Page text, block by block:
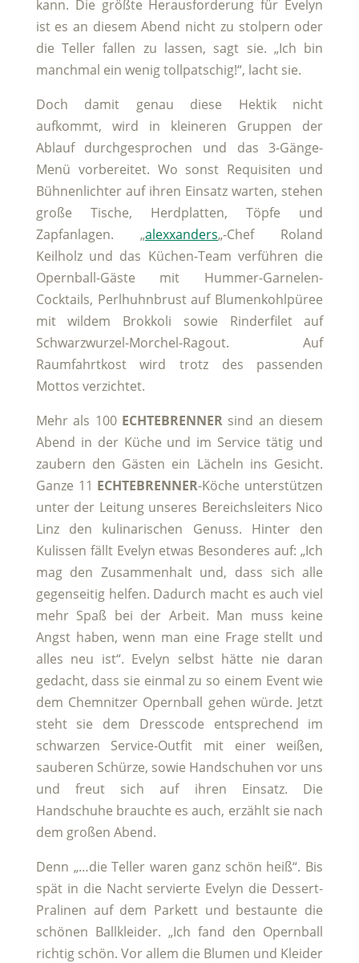
kann. Die größte Herausforderung für Evelyn
ist es an diesem Abend nicht zu stolpern oder
die Teller fallen zu lassen, sagt sie. „Ich bin
manchmal ein wenig tollpatschig!“, lacht sie.
Doch damit genau diese Hektik nicht
aufkommt, wird in kleineren Gruppen der
Ablauf durchgesprochen und das 3-Gänge-
Menü vorbereitet. Wo sonst Requisiten und
Bühnenlichter auf ihren Einsatz warten, stehen
große Tische, Herdplatten, Töpfe und
Zapfanlagen. „alexxanders„-Chef Roland
Keilholz und das Küchen-Team verführen die
Opernball-Gäste mit Hummer-Garnelen-
Cocktails, Perlhuhnbrust auf Blumenkohlpüree
mit wildem Brokkoli sowie Rinderfilet auf
Schwarzwurzel-Morchel-Ragout. Auf
Raumfahrtkost wird trotz des passenden
Mottos verzichtet.
Mehr als 100 ECHTEBRENNER sind an diesem
Abend in der Küche und im Service tätig und
zaubern den Gästen ein Lächeln ins Gesicht.
Ganze 11 ECHTEBRENNER-Köche unterstützen
unter der Leitung unseres Bereichsleiters Nico
Linz den kulinarischen Genuss. Hinter den
Kulissen fällt Evelyn etwas Besonderes auf: „Ich
mag den Zusammenhalt und, dass sich alle
gegenseitig helfen. Dadurch macht es auch viel
mehr Spaß bei der Arbeit. Man muss keine
Angst haben, wenn man eine Frage stellt und
alles neu ist“. Evelyn selbst hätte nie daran
gedacht, dass sie einmal zu so einem Event wie
dem Chemnitzer Opernball gehen würde. Jetzt
steht sie dem Dresscode entsprechend im
schwarzen Service-Outfit mit einer weißen,
sauberen Schürze, sowie Handschuhen vor uns
und freut sich auf ihren Einsatz. Die
Handschuhe brauchte es auch, erzählt sie nach
dem großen Abend.
Denn „…die Teller waren ganz schön heiß“. Bis
spät in die Nacht servierte Evelyn die Dessert-
Pralinen auf dem Parkett und bestaunte die
schönen Ballkleider. „Ich fand den Opernball
richtig schön. Vor allem die Blumen und Kleider